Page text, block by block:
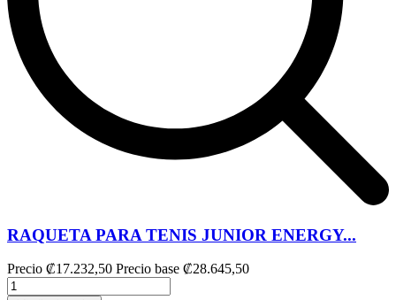
RAQUETA PARA TENIS JUNIOR ENERGY...
Precio ₡17.232,50 Precio base ₡28.645,50